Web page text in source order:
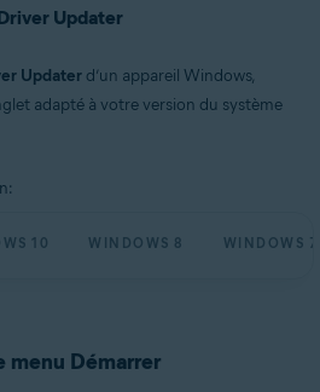
Updater
Updater d’un appareil Windows,
adapté à votre version du système
10 WINDOWS 8 WINDOWS 7
menu Démarrer